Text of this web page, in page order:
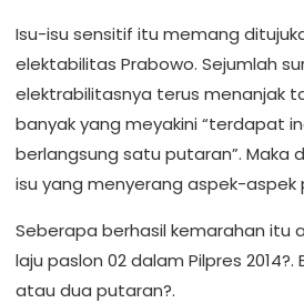
Isu-isu sensitif itu memang
elektabilitas Prabowo. Sejumlah
elektrabilitasnya terus menanjak
banyak yang meyakini “terdapat
berlangsung satu putaran”. Maka
isu yang menyerang aspek-aspek
Seberapa berhasil kemarahan itu
laju paslon 02 dalam Pilpres
atau dua putaran?.